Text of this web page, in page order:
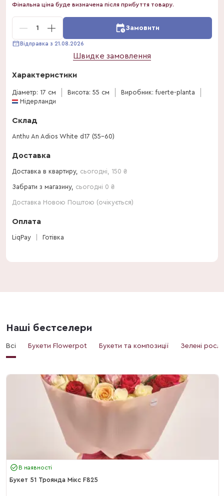
Фінальна ціна буде визначена після прибуття товару.
1 Замовити
Відправка з 21.08.2026
Швидке замовлення
Характеристики
Діаметр: 17 см Висота: 55 см
Виробник: fuerte-planta
Нідерланди
Склад
Anthu An Adios White d17 (55-60)
Доставка
Доставка в квартиру, сьогодні 150 ₴
Забрати з магазину, сьогодні 0 ₴
Доставка Новою Поштою (очікується)
Оплата
LiqPay Готівка
Наші бестселери
Всі Букети Flowerpot Букети та композиції Зелені
В наявності
Букет 51 Троянда Мікс F825